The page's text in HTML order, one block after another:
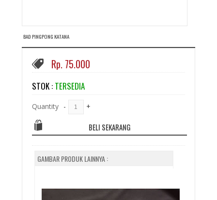
BAD PINGPONG KATANA
Rp. 75.000
STOK : TERSEDIA
Quantity - +
BELI SEKARANG
GAMBAR PRODUK LAINNYA :